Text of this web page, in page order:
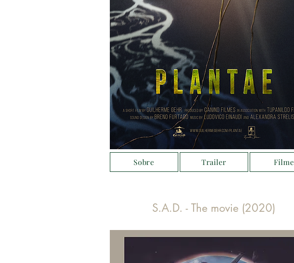
Sobre Trailer Filme
S.A.D. - The movie (2020)